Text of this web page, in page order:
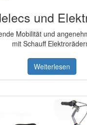
und
Mobilität und
mit Schauff
Weiterlesen